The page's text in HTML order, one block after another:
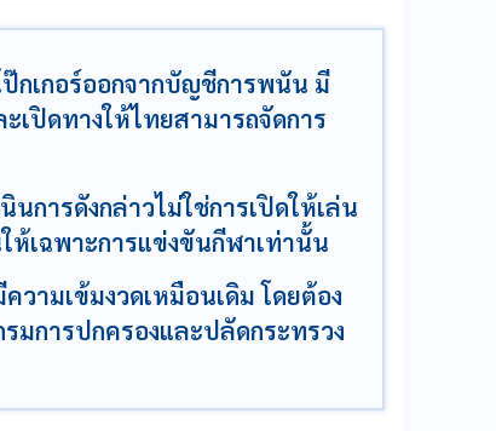
กเกอร์ออกจากบัญชีการพนัน มี
เปิดทางให้ไทยสามารถจัดการ
การดังกล่าวไม่ใช่การเปิดให้เล่น
ห้เฉพาะการแข่งขันกีฬาเท่านั้น
ามเข้มงวดเหมือนเดิม โดยต้อง
การปกครองและปลัดกระทรวง